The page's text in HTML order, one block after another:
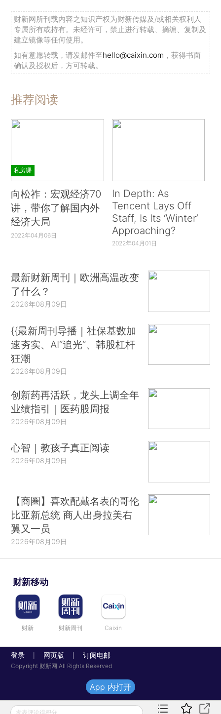
财新网所刊载内容之知识产权为财新传媒及/或相关权利人
专属所有或持有。未经许可，禁止进行转载、摘编、复制及
建立镜像等任何使用。
如有意愿转载，请发邮件至hello@caixin.com ，获得书面
确认及授权后，方可转载。
推荐阅读
私房课
向松祚：宏观经济70
讲，带你了解国内外
经济大局
2022年04月06日
In Depth: As
Tencent Lays Off
Staff, Is Its ‘Winter’
Approaching?
2022年04月01日
最新财新周刊｜欧洲高温改变
了什么？
2026年08月09日
{{最新周刊导播｜社保基数加
速夯实、AI“追光”、韩股杠杆
狂潮
2026年08月09日
创新药再活跃，龙头上调全年
业绩指引｜医药股周报
2026年08月09日
心智｜教孩子真正阅读
2026年08月09日
【商圈】喜欢配戴名表的哥伦
比亚新总统 商人出身拉美右
翼又一员
2026年08月09日
财新移动
财新 财新周刊 Caixin
登录 网页版 订阅电邮
Copyright 财新网 All Rights Reserved
发表评论得积分
App 内打开